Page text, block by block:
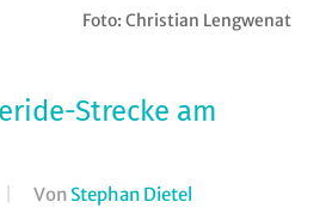
Foto: Christian Lengwenat
Strecke am
Von Stephan Dietel